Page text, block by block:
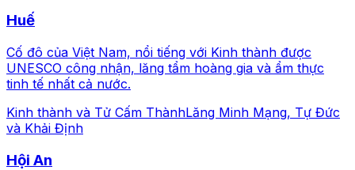
Huế
Cố đô của Việt Nam, nổi tiếng với Kinh thành được
UNESCO công nhận, lăng tẩm hoàng gia và ẩm thực
tinh tế nhất cả nước.
Kinh thành và Tử Cấm ThànhLăng Minh Mạng, Tự Đức
và Khải Định
Hội An